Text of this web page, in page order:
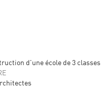
d'une école de 3 classes